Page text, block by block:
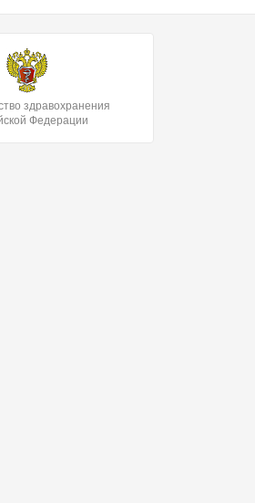
здравохранения
Федерации